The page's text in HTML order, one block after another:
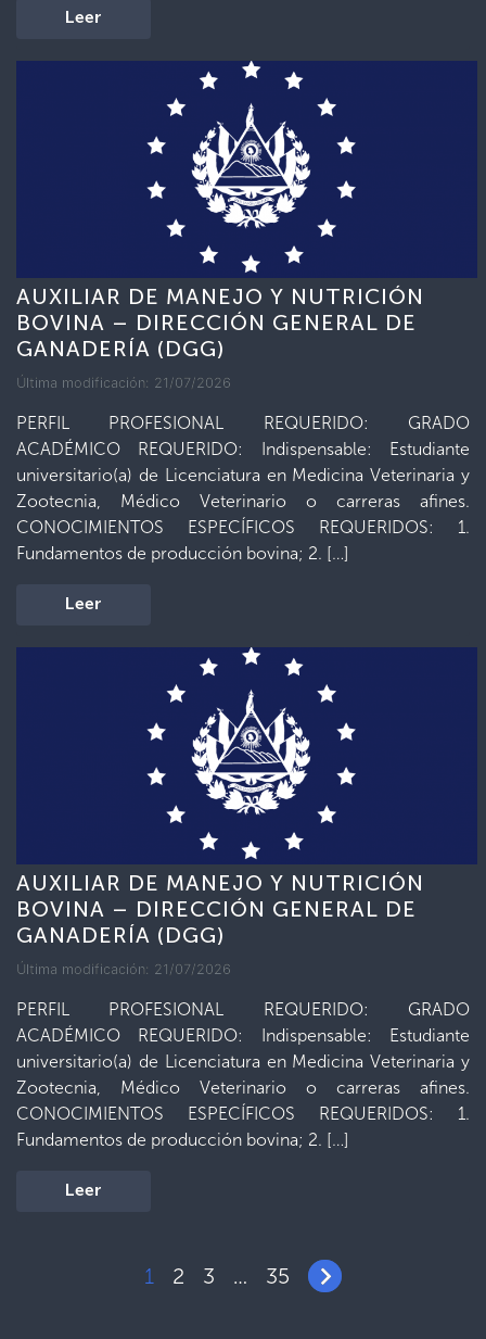
Leer
AUXILIAR DE MANEJO Y NUTRICIÓN
BOVINA – DIRECCIÓN GENERAL DE
GANADERÍA (DGG)
Última modificación: 21/07/2026
PERFIL PROFESIONAL REQUERIDO: GRADO
ACADÉMICO REQUERIDO: Indispensable: Estudiante
universitario(a) de Licenciatura en Medicina Veterinaria y
Zootecnia, Médico Veterinario o carreras afines.
CONOCIMIENTOS ESPECÍFICOS REQUERIDOS: 1.
Fundamentos de producción bovina; 2. […]
Leer
AUXILIAR DE MANEJO Y NUTRICIÓN
BOVINA – DIRECCIÓN GENERAL DE
GANADERÍA (DGG)
Última modificación: 21/07/2026
PERFIL PROFESIONAL REQUERIDO: GRADO
ACADÉMICO REQUERIDO: Indispensable: Estudiante
universitario(a) de Licenciatura en Medicina Veterinaria y
Zootecnia, Médico Veterinario o carreras afines.
CONOCIMIENTOS ESPECÍFICOS REQUERIDOS: 1.
Fundamentos de producción bovina; 2. […]
Leer
1 2 3 … 35